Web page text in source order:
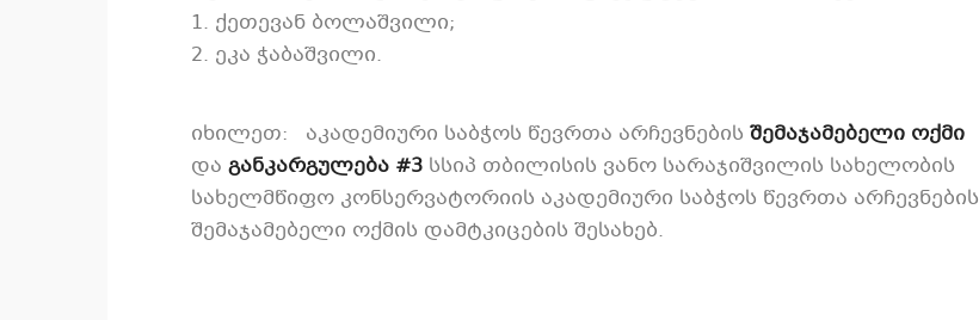
1. ქეთევან ბოლაშვილი;
2. ეკა ჭაბაშვილი.
იხილეთ: აკადემიური საბჭოს წევრთა არჩევნების შემაჯამებელი ოქმი
და განკარგულება #3 სსიპ თბილისის ვანო სარაჯიშვილის სახელობის
სახელმწიფო კონსერვატორიის აკადემიური საბჭოს წევრთა არჩევნების
შემაჯამებელი ოქმის დამტკიცების შესახებ.